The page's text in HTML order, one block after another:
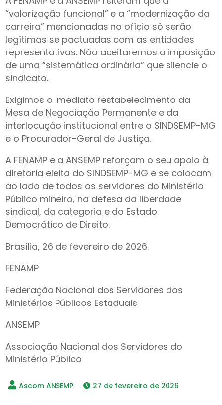
“valorização funcional” e a “modernização da
carreira” mencionadas no ofício só serão
legítimas se pactuadas com as entidades
representativas. Não aceitaremos a imposição
de uma “sistemática ordinária” que silencie o
sindicato.
Exigimos o imediato restabelecimento da
Mesa de Negociação Permanente e da
interlocução institucional entre o SINDSEMP-MG
e o Procurador-Geral de Justiça.
A FENAMP e a ANSEMP reforçam o seu apoio à
diretoria eleita do SINDSEMP-MG e se colocam
ao lado de todos os servidores do Ministério
Público mineiro, na defesa da liberdade
sindical, da categoria e do Estado
Democrático de Direito.
Brasília, 26 de fevereiro de 2026.
FENAMP
Federação Nacional dos Servidores dos
Ministérios Públicos Estaduais
ANSEMP
Associação Nacional dos Servidores do
Ministério Público
27 de fevereiro de 2026